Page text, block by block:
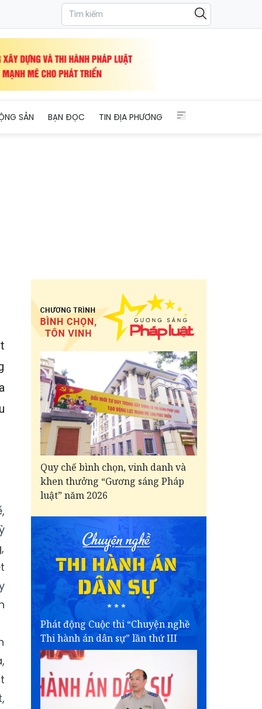
SẢN BẠN ĐỌC TIN ĐỊA PHƯƠNG
Quy chế bình chọn, vinh danh và
khen thưởng “Gương sáng Pháp
luật” năm 2026
Phát động Cuộc thi “Chuyện nghề
Thi hành án dân sự” lần thứ III